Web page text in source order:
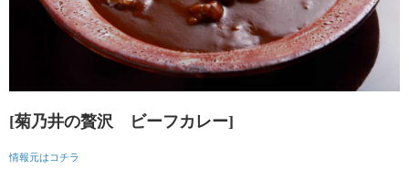
[菊乃井の贅沢 ビーフカレー]
情報元はコチラ